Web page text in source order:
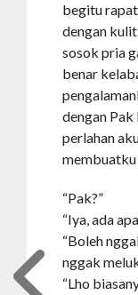
begitu
dengan
sosok pria
benar
dengan
perlahan
membuatku
“Pak?”
“Iya, ada
“Boleh
nggak
“Lho